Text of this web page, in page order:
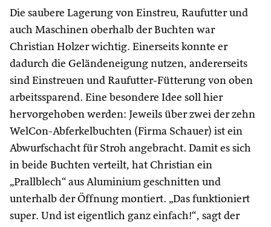
Die saubere Lagerung von Einstreu, Raufutter und
auch Maschinen oberhalb der Buchten war
Christian Holzer wichtig. Einerseits konnte er
dadurch die Geländeneigung nutzen, andererseits
sind Einstreuen und Raufutter-Fütterung von oben
arbeitssparend. Eine besondere Idee soll hier
hervorgehoben werden: Jeweils über zwei der zehn
WelCon-Abferkelbuchten (Firma Schauer) ist ein
Abwurfschacht für Stroh angebracht. Damit es sich
in beide Buchten verteilt, hat Christian ein
„Prallblech“ aus Aluminium geschnitten und
unterhalb der Öffnung montiert. „Das funktioniert
super. Und ist eigentlich ganz einfach!“, sagt der